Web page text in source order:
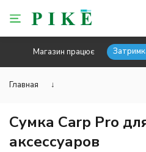
Магазин працює
Главная ↓
Сумка Carp Pro
аксессуаров